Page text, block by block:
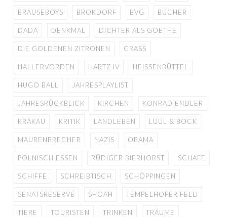
BRAUSEBOYS BROKDORF BVG BÜCHER
DADA DENKMAL DICHTER ALS GOETHE
DIE GOLDENEN ZITRONEN GRASS
HALLERVORDEN HARTZ IV HEISSENBÜTTEL
HUGO BALL JAHRESPLAYLIST
JAHRESRÜCKBLICK KIRCHEN KONRAD ENDLER
KRAKAU KRITIK LANDLEBEN LÜÜL & BOCK
MAURENBRECHER NAZIS OBAMA
POLNISCH ESSEN RÜDIGER BIERHORST SCHAFE
SCHIFFE SCHREIBTISCH SCHÖPPINGEN
SENATSRESERVE SHOAH TEMPELHOFER FELD
TIERE TOURISTEN TRINKEN TRÄUME